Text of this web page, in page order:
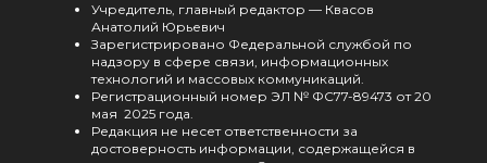
Учредитель, главный редактор — Квасов
Анатолий Юрьевич
Зарегистрировано Федеральной службой по
надзору в сфере связи, информационных
технологий и массовых коммуникаций.
Регистрационный номер ЭЛ № ФС77-89473 от 20
мая 2025 года.
Редакция не несет ответственности за
достоверность информации, содержащейся в